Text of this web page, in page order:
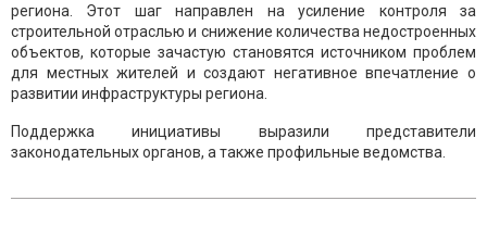
региона. Этот шаг направлен на усиление контроля за
строительной отраслью и снижение количества недостроенных
объектов, которые зачастую становятся источником проблем
для местных жителей и создают негативное впечатление о
развитии инфраструктуры региона.
Поддержка инициативы выразили представители
законодательных органов, а также профильные ведомства.